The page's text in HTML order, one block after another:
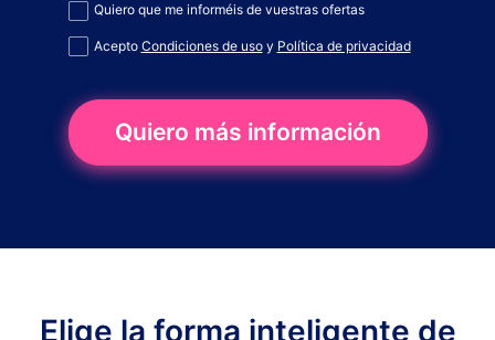
Quiero que me informéis de vuestras ofertas
Acepto Condiciones de usoy Política de privacidad
Quiero más información
Elige la forma inteligente de